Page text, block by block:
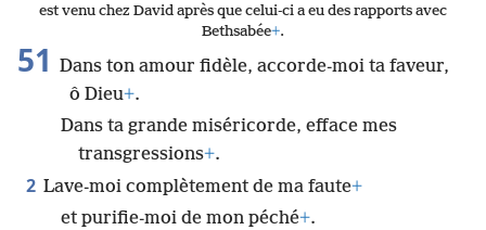
est venu chez David après que celui-ci a eu des rapports avec
Bethsabée+.
51 Dans ton amour fidèle, accorde-moi ta faveur,
ô Dieu+.
Dans ta grande miséricorde, efface mes
transgressions+.
2 Lave-moi complètement de ma faute+
et purifie-moi de mon péché+.